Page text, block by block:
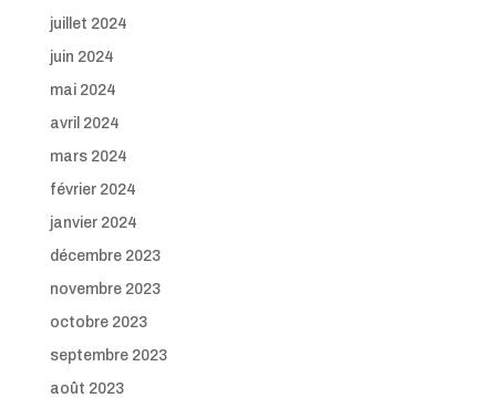
juillet 2024
juin 2024
mai 2024
avril 2024
mars 2024
février 2024
janvier 2024
décembre 2023
novembre 2023
octobre 2023
septembre 2023
août 2023